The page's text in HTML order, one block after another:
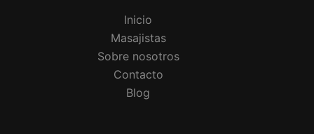
Inicio
Masajistas
Sobre nosotros
Contacto
Blog